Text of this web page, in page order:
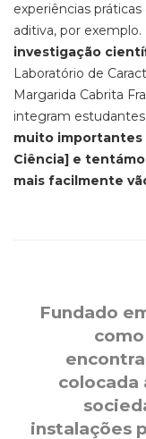
experiências
aditiva, por exemplo.
investigação
Laboratório de
Margarida Cabrita
integram estudantes
muito importantes
Ciência] e
mais facilmente
Fundado
colocada
instalações